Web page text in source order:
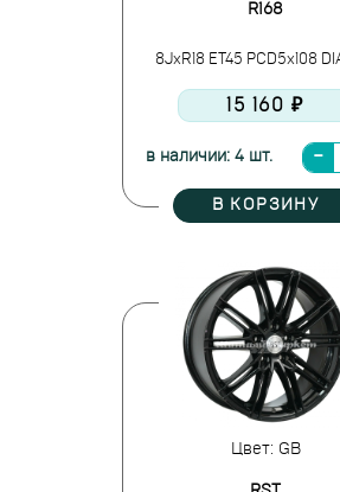
R168
8JxR18 ET45 PCD5x108
15 160 ₽
в наличии: 4 шт.
В КОРЗИНУ
Цвет: GB